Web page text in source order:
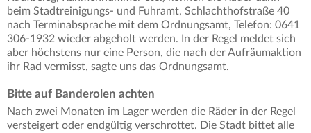
beim Stadtreinigungs- und Fuhramt, Schlachthofstraße 40
nach Terminabsprache mit dem Ordnungsamt, Telefon: 0641
306-1932 wieder abgeholt werden. In der Regel meldet sich
aber höchstens nur eine Person, die nach der Aufräumaktion
ihr Rad vermisst, sagte uns das Ordnungsamt.
Bitte auf Banderolen achten
Nach zwei Monaten im Lager werden die Räder in der Regel
versteigert oder endgültig verschrottet. Die Stadt bittet alle